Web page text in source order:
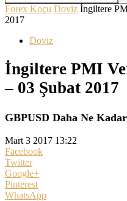
Forex Koçu Doviz İngiltere
2017
Doviz
İngiltere PMI
– 03 Şubat 2017
GBPUSD Daha Ne
Mart 3 2017 13:22
Facebook
Twitter
Google+
Pinterest
WhatsApp